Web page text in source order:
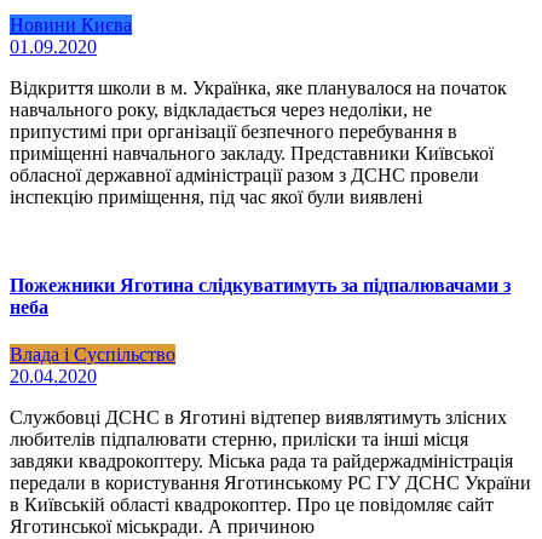
Новини Києва
01.09.2020
Відкриття школи в м. Українка, яке планувалося на початок
навчального року, відкладається через недоліки, не
припустимі при організації безпечного перебування в
приміщенні навчального закладу. Представники Київської
обласної державної адміністрації разом з ДСНС провели
інспекцію приміщення, під час якої були виявлені
Пожежники Яготина слідкуватимуть за підпалювачами з
неба
Влада і Суспільство
20.04.2020
Службовці ДСНС в Яготині відтепер виявлятимуть злісних
любителів підпалювати стерню, приліски та інші місця
завдяки квадрокоптеру. Міська рада та райдержадміністрація
передали в користування Яготинському РС ГУ ДСНС України
в Київській області квадрокоптер. Про це повідомляє сайт
Яготинської міськради. А причиною